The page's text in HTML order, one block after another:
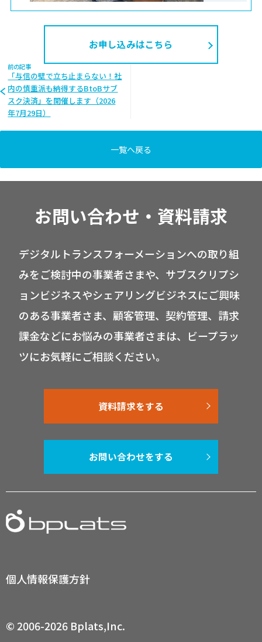
お申し込みはこちら
前の記事
「与信の壁で立ち止まらない！社
内の慎重派も納得するBtoBサブ
スク決済」を開催します（2026
年7月29日）
一覧へ戻る
お問い合わせ・資料請求
デジタルトランスフォーメーションへの取り組
みをご検討中の事業者さまや、サブスクリプシ
ョンビジネスやシェアリングビジネスにご興味
のある事業者さま、顧客管理、契約管理、請求
課金などにお悩みの事業者さまは、ビープラッ
ツにお気軽にご相談ください。
資料請求をする
お問い合わせをする
個人情報保護方針
© 2006-2026 Bplats,Inc.